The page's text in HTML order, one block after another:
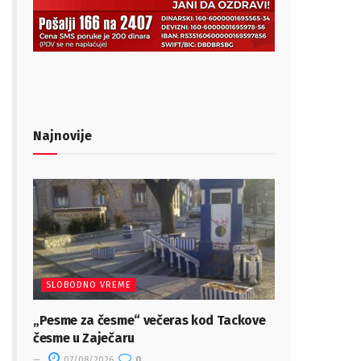
Najnovije
SLOBODNO VREME
„Pesme za česme“ večeras kod Tackove
česme u Zaječaru